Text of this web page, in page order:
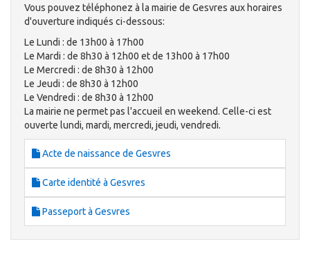
Vous pouvez téléphonez à la mairie de Gesvres aux horaires
d'ouverture indiqués ci-dessous:
Le Lundi : de 13h00 à 17h00
Le Mardi : de 8h30 à 12h00 et de 13h00 à 17h00
Le Mercredi : de 8h30 à 12h00
Le Jeudi : de 8h30 à 12h00
Le Vendredi : de 8h30 à 12h00
La mairie ne permet pas l'accueil en weekend. Celle-ci est
ouverte lundi, mardi, mercredi, jeudi, vendredi.
Acte de naissance de Gesvres
Carte identité à Gesvres
Passeport à Gesvres